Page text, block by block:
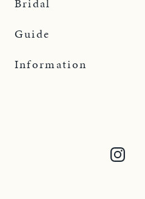
Bridal
Guide
Information